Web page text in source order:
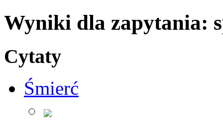
Wyniki dla zapytania:
Cytaty
Śmierć